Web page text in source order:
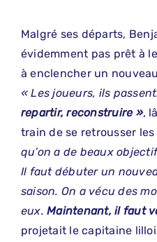
Malgré ses départs,
évidemment pas prêt à
à enclencher un
« Les joueurs, ils
repartir, reconstruire »,
train de se retrousser les
qu’on a de beaux
Il faut débuter un
saison. On a vécu des
eux.Maintenant, il faut
projetait le capitaine